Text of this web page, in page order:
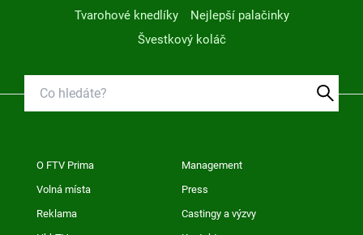
Tvarohové knedlíky
Nejlepší palačinky
Švestkový koláč
O FTV Prima Management
Volná místa Press
Reklama Castingy a výzvy